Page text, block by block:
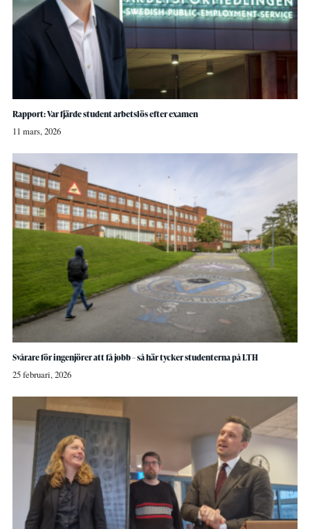
Rapport: Var fjärde student arbetslös efter examen
11 mars, 2026
Svårare för ingenjörer att få jobb – så här tycker studenterna på LTH
25 februari, 2026